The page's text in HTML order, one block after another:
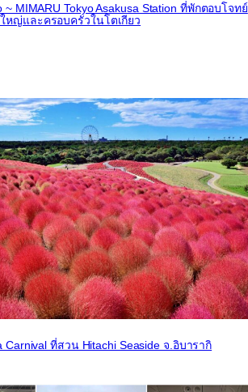
~ MIMARU Tokyo Asakusa Station ที่พักตอบโจทย์
หญ่และครอบครัวในโตเกียว
Carnival ที่สวน Hitachi Seaside จ.อิบารากิ